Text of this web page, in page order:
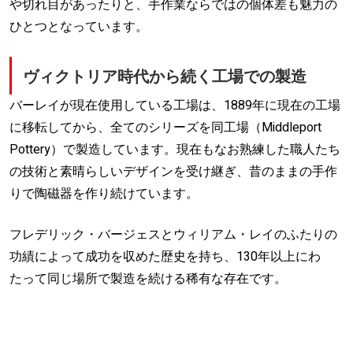
や切れ目があったりと、手作業ならではの個体差も魅力の
ひとつとなっています。
ヴィクトリア時代から続く工場での製造
バーレイが現在使用している工場は、1889年に現在の工場
に移転してから、全てのシリーズを同工場（Middleport
Pottery）で製造しています。現在もなお熟練した職人たち
の技術と素晴らしいデザインを受け継ぎ、昔のままの手作
りで陶磁器を作り続けています。
フレデリック・バージェスとウィリアム・レイのふたりの
功績によって成功を収めた歴史を持ち、130年以上にわ
たって同じ場所で製造を続ける稀有な存在です。